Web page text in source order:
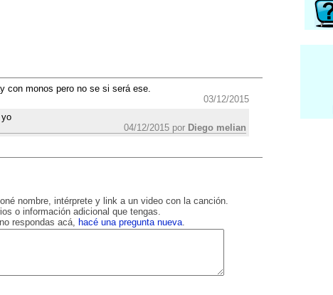
con monos pero no se si será ese.
03/12/2015
yo
04/12/2015 por Diego melian
nombre, intérprete y link a un video con la canción.
o información adicional que tengas.
respondas acá,
hacé una pregunta nueva.